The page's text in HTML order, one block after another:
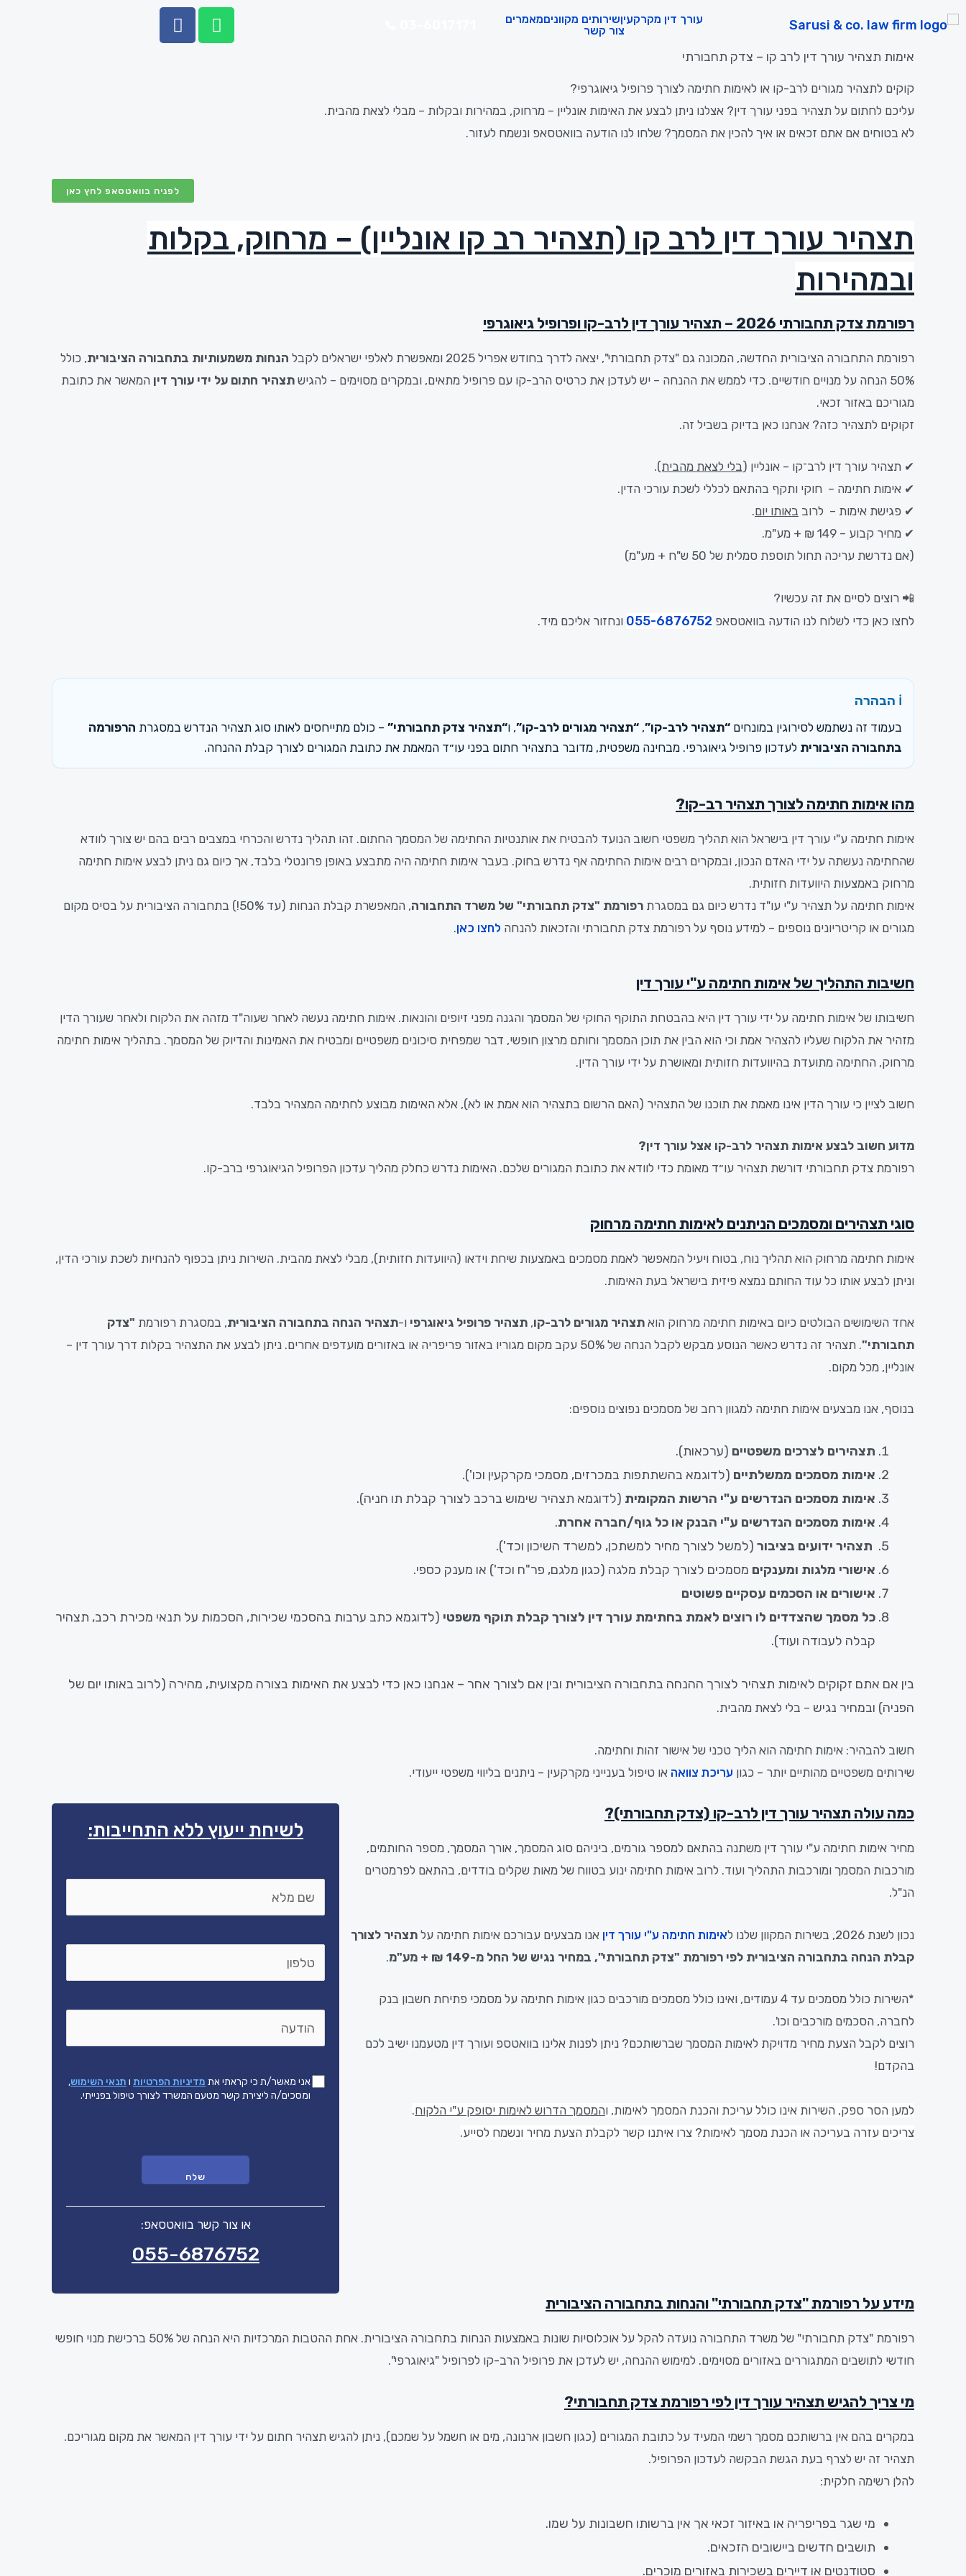
דילוג
לתוכן
עורך דין מקרקעיןשירותים מקווניםמאמרים
צור קשר
a
o
אימות תצהיר עורך דין לרב קו – צדק תחבורתי
קוקים לתצהיר מגורים לרב-קו או לאימות חתימה לצורך פרופיל גיאוגרפי?
עליכם לחתום על תצהיר בפני עורך דין? אצלנו ניתן לבצע את האימות אונליין – מרחוק, במהירות ובקלות – מבלי לצאת מהבית.
לא בטוחים אם אתם זכאים או איך להכין את המסמך? שלחו לנו הודעה בוואטסאפ ונשמח לעזור.
לפניה בוואטסאפ לחץ כאן
תצהיר עורך דין לרב קו (תצהיר רב קו אונליין) – מרחוק, בקלות
ובמהירות
רפורמת צדק תחבורתי 2026 – תצהיר עורך דין לרב-קו ופרופיל גיאוגרפי
רפורמת התחבורה הציבורית החדשה, המכונה גם "צדק תחבורתי", יצאה לדרך בחודש אפריל 2025 ומאפשרת לאלפי ישראלים לקבל הנחות משמעותיות בתחבורה הציבורית, כולל
50% הנחה על מנויים חודשיים. כדי לממש את ההנחה – יש לעדכן את כרטיס הרב-קו עם פרופיל מתאים, ובמקרים מסוימים – להגיש תצהיר חתום על ידי עורך דין המאשר את כתובת
מגוריכם באזור זכאי.
זקוקים לתצהיר כזה? אנחנו כאן בדיוק בשביל זה.
✔ תצהיר עורך דין לרב־קו – אונליין (בלי לצאת מהבית).
✔ אימות חתימה – חוקי ותקף בהתאם לכללי לשכת עורכי הדין.
✔ פגישת אימות – לרוב באותו יום.
✔ מחיר קבוע – 149 ₪ + מע"מ.
(אם נדרשת עריכה תחול תוספת סמלית של 50 ש"ח + מע"מ)
📲 רוצים לסיים את זה עכשיו?
לחצו כאן כדי לשלוח לנו הודעה בוואטסאפ 055-6876752 ונחזור אליכם מיד.
ℹ️ הבהרה
בעמוד זה נשתמש לסירוגין במונחים “תצהיר לרב-קו”, “תצהיר מגורים לרב-קו”, ו“תצהיר צדק תחבורתי” – כולם מתייחסים לאותו סוג תצהיר הנדרש במסגרת הרפורמה
בתחבורה הציבורית לעדכון פרופיל גיאוגרפי. מבחינה משפטית, מדובר בתצהיר חתום בפני עו״ד המאמת את כתובת המגורים לצורך קבלת ההנחה.
מהו אימות חתימה לצורך תצהיר רב-קו?
אימות חתימה ע"י עורך דין בישראל הוא תהליך משפטי חשוב הנועד להבטיח את אותנטיות החתימה של המסמך החתום. זהו תהליך נדרש והכרחי במצבים רבים בהם יש צורך לוודא
שהחתימה נעשתה על ידי האדם הנכון, ובמקרים רבים אימות החתימה אף נדרש בחוק. בעבר אימות חתימה היה מתבצע באופן פרונטלי בלבד, אך כיום גם ניתן לבצע אימות חתימה
מרחוק באמצעות היוועדות חזותית.
אימות חתימה על תצהיר ע"י עו"ד נדרש כיום גם במסגרת רפורמת "צדק תחבורתי" של משרד התחבורה
, המאפשרת קבלת הנחות (עד 50%!) בתחבורה הציבורית על בסיס מקום
מגורים או קריטריונים נוספים – למידע נוסף על רפורמת צדק תחבורתי והזכאות להנחה לחצו כאן.
חשיבות התהליך של אימות חתימה ע"י עורך דין
חשיבותו של אימות חתימה על ידי עורך דין היא בהבטחת התוקף החוקי של המסמך והגנה מפני זיופים והונאות. אימות חתימה נעשה לאחר שעוה"ד מזהה את הלקוח ולאחר שעורך הדין
מזהיר את הלקוח שעליו להצהיר אמת וכי הוא הבין את תוכן המסמך וחותם מרצון חופשי, דבר שמפחית סיכונים משפטיים ומבטיח את האמינות והדיוק של המסמך. בתהליך אימות חתימה
מרחוק, החתימה מתועדת בהיוועדות חזותית ומאושרת על ידי עורך הדין.
חשוב לציין כי עורך הדין אינו מאמת את תוכנו של התצהיר (האם הרשום בתצהיר הוא אמת או לא), אלא האימות מבוצע לחתימה המצהיר בלבד.
מדוע חשוב לבצע אימות תצהיר לרב-קו אצל עורך דין?
רפורמת צדק תחבורתי דורשת תצהיר עו״ד מאומת כדי לוודא את כתובת המגורים שלכם. האימות נדרש כחלק מהליך עדכון הפרופיל הגיאוגרפי ברב-קו.
סוגי תצהירים ומסמכים הניתנים לאימות חתימה מרחוק
אימות חתימה מרחוק הוא תהליך נוח, בטוח ויעיל המאפשר לאמת מסמכים באמצעות שיחת וידאו (היוועדות חזותית), מבלי לצאת מהבית. השירות ניתן בכפוף להנחיות לשכת עורכי הדין,
וניתן לבצע אותו כל עוד החותם נמצא פיזית בישראל בעת האימות.
אחד השימושים הבולטים כיום באימות חתימה מרחוק הוא תצהיר מגורים לרב-קו, תצהיר פרופיל גיאוגרפי ו-תצהיר הנחה בתחבורה הציבורית, במסגרת רפורמת "צדק
תחבורתי"
. תצהיר זה נדרש כאשר הנוסע מבקש לקבל הנחה של 50% עקב מקום מגוריו באזור פריפריה או באזורים מועדפים אחרים. ניתן לבצע את התצהיר בקלות דרך עורך דין –
אונליין, מכל מקום.
בנוסף, אנו מבצעים אימות חתימה למגוון רחב של מסמכים נפוצים נוספים:
תצהירים לצרכים משפטיים (ערכאות).
אימות מסמכים ממשלתיים (לדוגמא בהשתתפות במכרזים, מסמכי מקרקעין וכו').
אימות מסמכים הנדרשים ע"י הרשות המקומית (לדוגמא תצהיר שימוש ברכב לצורך קבלת תו חניה).
אימות מסמכים הנדרשים ע"י הבנק או כל גוף/חברה אחרת.
תצהיר ידועים בציבור (למשל לצורך מחיר למשתכן, למשרד השיכון וכד').
אישורי מלגות ומענקים מסמכים לצורך קבלת מלגה (כגון מלגם, פר"ח וכד') או מענק כספי.
אישורים או הסכמים עסקיים פשוטים
כל מסמך שהצדדים לו רוצים לאמת בחתימת עורך דין לצורך קבלת תוקף משפטי (לדוגמא כתב ערבות בהסכמי שכירות, הסכמות על תנאי מכירת רכב, תצהיר
קבלה לעבודה ועוד).
בין אם אתם זקוקים לאימות תצהיר לצורך ההנחה בתחבורה הציבורית ובין אם לצורך אחר – אנחנו כאן כדי לבצע את האימות בצורה מקצועית, מהירה (לרוב באותו יום של
הפניה) ובמחיר נגיש – בלי לצאת מהבית.
חשוב להבהיר: אימות חתימה הוא הליך טכני של אישור זהות וחתימה.
שירותים משפטיים מהותיים יותר – כגון עריכת צוואה או טיפול בענייני מקרקעין – ניתנים בליווי משפטי ייעודי.
כמה עולה תצהיר עורך דין לרב-קו (צדק תחבורתי)?
מחיר אימות חתימה ע"י עורך דין משתנה בהתאם למספר גורמים, ביניהם סוג המסמך, אורך המסמך, מספר החותמים,
מורכבות המסמך ומורכבות התהליך ועוד. לרוב אימות חתימה ינוע בטווח של מאות שקלים בודדים, בהתאם לפרמטרים
הנ"ל.
נכון לשנת 2026, בשירות המקוון שלנו ל אימות חתימה ע"י עורך דין אנו מבצעים עבורכם אימות חתימה על תצהיר לצורך
קבלת הנחה בתחבורה הציבורית לפי רפורמת "צדק תחבורתי", במחיר נגיש של החל מ-149 ₪ + מע"מ
.
*השירות כולל מסמכים עד 4 עמודים, ואינו כולל מסמכים מורכבים כגון אימות חתימה על מסמכי פתיחת חשבון בנק
לחברה, הסכמים מורכבים וכו'.
רוצים לקבל הצעת מחיר מדויקת לאימות המסמך שברשותכם? ניתן לפנות אלינו בוואטספ ועורך דין מטעמנו ישיב לכם
בהקדם!
למען הסר ספק, השירות אינו כולל עריכת והכנת המסמך לאימות, והמסמך הדרוש לאימות יסופק ע"י הלקוח.
צריכים עזרה בעריכה או הכנת מסמך לאימות? צרו איתנו קשר לקבלת הצעת מחיר ונשמח לסייע.
לשיחת ייעוץ ללא התחייבות:
טלפון
משפטיים
אני מאשר/ת כי קראתי את מדיניות הפרטיותו תנאי השימוש,
ומסכים/ה ליצירת קשר מטעם המשרד לצורך טיפול בפנייתי.
או צור קשר בוואטסאפ:
055-6876752
מידע על רפורמת "צדק תחבורתי" והנחות בתחבורה הציבורית
רפורמת "צדק תחבורתי" של משרד התחבורה נועדה להקל על אוכלוסיות שונות באמצעות הנחות בתחבורה הציבורית.
אחת ההטבות המרכזיות היא הנחה של 50% ברכישת מנוי חופשי
חודשי לתושבים המתגוררים באזורים מסוימים. למימוש ההנחה, יש לעדכן את פרופיל הרב-קו לפרופיל "גיאוגרפי".
מי צריך להגיש תצהיר עורך דין לפי רפורמת צדק תחבורתי?
במקרים בהם אין ברשותכם מסמך רשמי המעיד על כתובת המגורים (כגון חשבון ארנונה, מים או חשמל על שמכם), ניתן להגיש תצהיר חתום על ידי עורך דין המאשר את מקום מגוריכם.
תצהיר זה יש לצרף בעת הגשת הבקשה לעדכון הפרופיל.
להלן רשימה חלקית:
מי שגר בפריפריה או באיזור זכאי אך אין ברשותו חשבונות על שמו.
תושבים חדשים ביישובים הזכאים.
סטודנטים או דיירים בשכירות באזורים מוכרים.